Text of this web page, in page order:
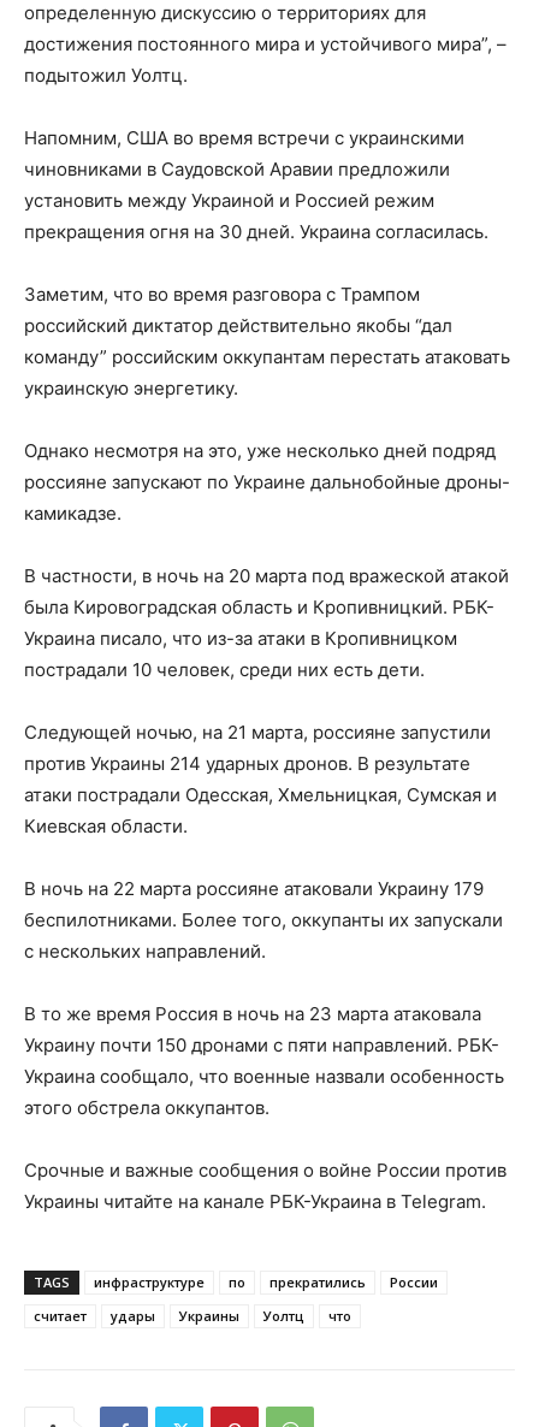
определенную дискуссию о территориях для
достижения постоянного мира и устойчивого мира”, –
подытожил Уолтц.
Напомним, США во время встречи с украинскими
чиновниками в Саудовской Аравии предложили
установить между Украиной и Россией режим
прекращения огня на 30 дней. Украина согласилась.
Заметим, что во время разговора с Трампом
российский диктатор действительно якобы “дал
команду” российским оккупантам перестать атаковать
украинскую энергетику.
Однако несмотря на это, уже несколько дней подряд
россияне запускают по Украине дальнобойные дроны-
камикадзе.
В частности, в ночь на 20 марта под вражеской атакой
была Кировоградская область и Кропивницкий. РБК-
Украина писало, что из-за атаки в Кропивницком
пострадали 10 человек, среди них есть дети.
Следующей ночью, на 21 марта, россияне запустили
против Украины 214 ударных дронов. В результате
атаки пострадали Одесская, Хмельницкая, Сумская и
Киевская области.
В ночь на 22 марта россияне атаковали Украину 179
беспилотниками. Более того, оккупанты их запускали
с нескольких направлений.
В то же время Россия в ночь на 23 марта атаковала
Украину почти 150 дронами с пяти направлений. РБК-
Украина сообщало, что военные назвали особенность
этого обстрела оккупантов.
Срочные и важные сообщения о войне России против
Украины читайте на канале РБК-Украина в Telegram.
TAGS инфраструктуре по прекратились
России
считает
удары Украины Уолтц что